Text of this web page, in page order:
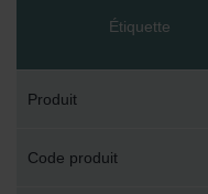
Étiquette
Produit
Code produit